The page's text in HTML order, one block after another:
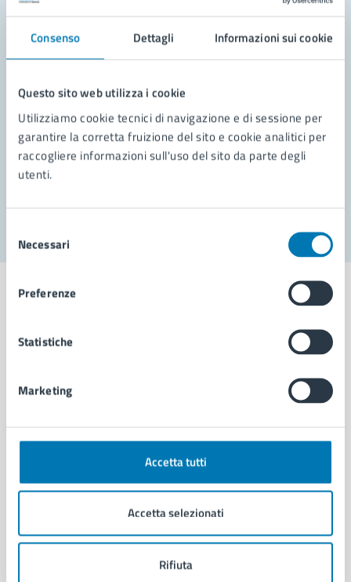
Consenso Dettagli Informazioni sui cookie
Questo sito web utilizza i cookie
Utilizziamo cookie tecnici di navigazione e di sessione per
garantire la corretta fruizione del sito e cookie analitici per
raccogliere informazioni sull'uso del sito da parte degli
utenti.
delNecessari
Preferenze
Statistiche
Marketing
Accetta tutti
Accetta selezionati
Rifiuta
Leggi le domande frequenti
Richiedi assistenza
Prenota appuntamento
Problemi in città
Comune di Napoli
AMMINISTRAZIONE
Organi di governo
Enti e fondazioni
Personale amministrativo
Intranet, posta aziendale e protocollo